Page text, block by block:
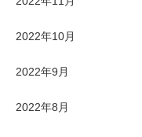
2022年10月
2022年9月
2022年8月